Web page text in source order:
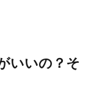
いいの？そ